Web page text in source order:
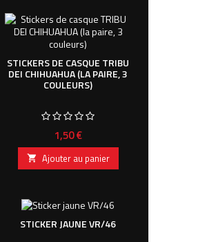
STICKERS DE CASQUE TRIBU
DEI CHIHUAHUA (LA PAIRE, 3
COULEURS)
Prix
1,50 €
 Ajouter au panier
STICKER JAUNE VR/46